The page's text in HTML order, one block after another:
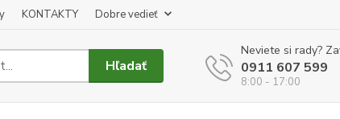
KONTAKTY Dobre vedieť
Hľadať
Neviete si rady?
0911 607 599
8:00 - 17:00